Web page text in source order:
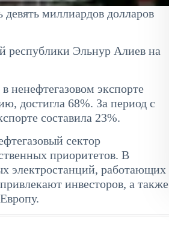
девять миллиардов долларов
республики Эльнур Алиев на
экспорте
достигла 68%. За период с
составила 23%.
сектор
приоритетов. В
электростанций, работающих
инвесторов, а также